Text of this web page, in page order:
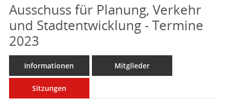
Ausschuss für Planung, Verkehr
und Stadtentwicklung - Termine
2023
Informationen Mitglieder
Sitzungen